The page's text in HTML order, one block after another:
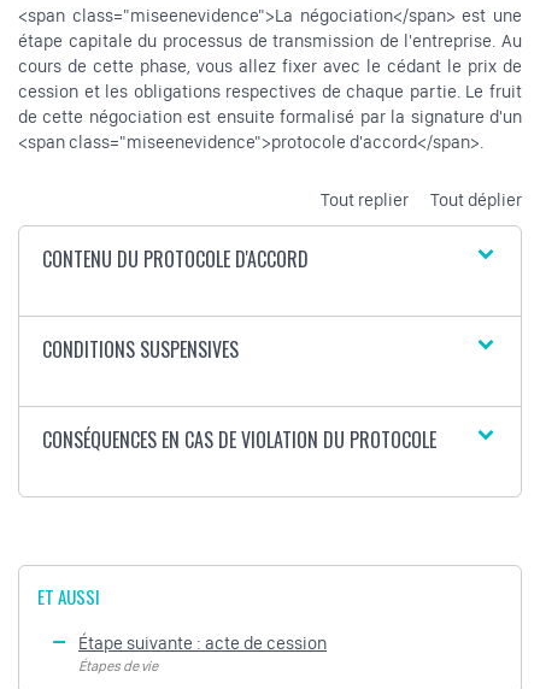
<span class="miseenevidence">La négociation</span> est une
étape capitale du processus de transmission de l'entreprise. Au
cours de cette phase, vous allez fixer avec le cédant le prix de
cession et les obligations respectives de chaque partie. Le fruit
de cette négociation est ensuite formalisé par la signature d'un
<span class="miseenevidence">protocole d'accord</span>.
Tout replier Tout déplier
CONTENU DU PROTOCOLE D'ACCORD
CONDITIONS SUSPENSIVES
CONSÉQUENCES EN CAS DE VIOLATION DU PROTOCOLE
ET AUSSI
Étape suivante : acte de cession
Étapes de vie